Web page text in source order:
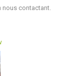
nous contactant.